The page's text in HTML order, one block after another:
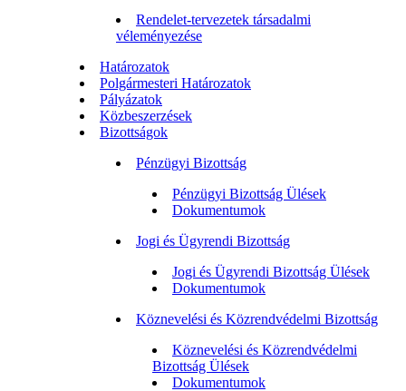
Rendelet-tervezetek társadalmi
véleményezése
Határozatok
Polgármesteri Határozatok
Pályázatok
Közbeszerzések
Bizottságok
Pénzügyi Bizottság
Pénzügyi Bizottság Ülések
Dokumentumok
Jogi és Ügyrendi Bizottság
Jogi és Ügyrendi Bizottság Ülések
Dokumentumok
Köznevelési és Közrendvédelmi Bizottság
Köznevelési és Közrendvédelmi
Bizottság Ülések
Dokumentumok